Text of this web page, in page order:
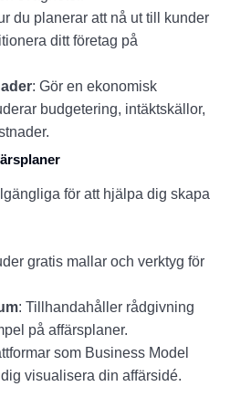
du planerar att nå ut till kunder
ditt företag på
: Gör en ekonomisk
budgetering, intäktskällor,
för att hjälpa dig skapa
gratis mallar och verktyg för
: Tillhandahåller rådgivning
på affärsplaner.
som Business Model
visualisera din affärsidé.